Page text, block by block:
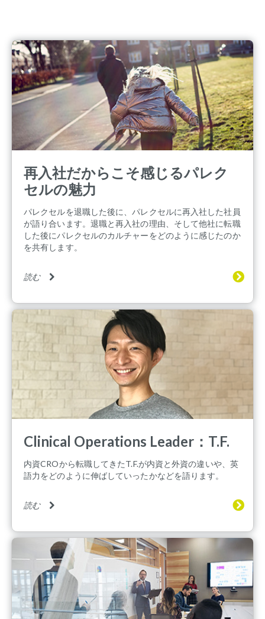
再入社だからこそ感じるパレク
セルの魅力
パレクセルを退職した後に、パレクセルに再入社した社員
が語り合います。退職と再入社の理由、そして他社に転職
した後にパレクセルのカルチャーをどのように感じたのか
を共有します。
読む
Clinical Operations Leader：T.F.
内資CROから転職してきたT.F.が内資と外資の違いや、英
語力をどのように伸ばしていったかなどを語ります。
読む